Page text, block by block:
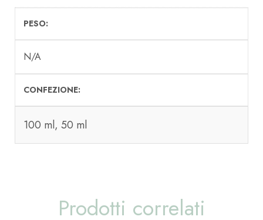
PESO
N/A
CONFEZIONE
100 ml, 50 ml
Prodotti correlati